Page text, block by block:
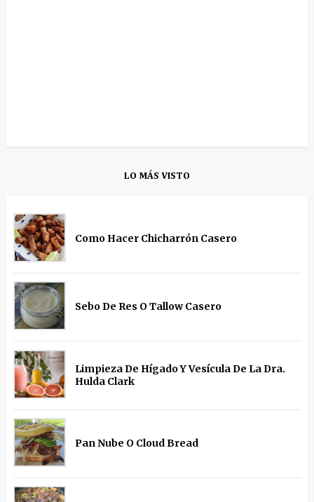
LO MÁS VISTO
Como Hacer Chicharrón Casero
Sebo De Res O Tallow Casero
Limpieza De Hígado Y Vesícula De La Dra.
Hulda Clark
Pan Nube O Cloud Bread